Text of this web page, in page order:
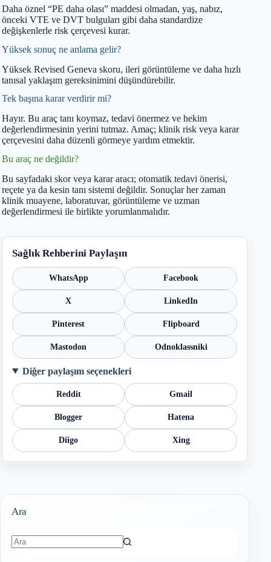
Daha öznel “PE daha olası” maddesi olmadan, yaş, nabız,
önceki VTE ve DVT bulguları gibi daha standardize
değişkenlerle risk çerçevesi kurar.
Yüksek sonuç ne anlama gelir?
Yüksek Revised Geneva skoru, ileri görüntüleme ve daha hızlı
tanısal yaklaşım gereksinimini düşündürebilir.
Tek başına karar verdirir mi?
Hayır. Bu araç tanı koymaz, tedavi önermez ve hekim
değerlendirmesinin yerini tutmaz. Amaç; klinik risk veya karar
çerçevesini daha düzenli görmeye yardım etmektir.
Bu araç ne değildir?
Bu sayfadaki skor veya karar aracı; otomatik tedavi önerisi,
reçete ya da kesin tanı sistemi değildir. Sonuçlar her zaman
klinik muayene, laboratuvar, görüntüleme ve uzman
değerlendirmesi ile birlikte yorumlanmalıdır.
Sağlık Rehberini Paylaşın
WhatsApp Facebook
X LinkedIn
Pinterest Flipboard
Mastodon Odnoklassniki
Diğer paylaşım seçenekleri
Reddit Gmail
Blogger Hatena
Diigo Xing
Ara